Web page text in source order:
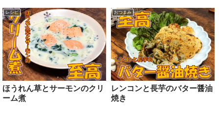
レシピ
ほうれん草とサーモンのクリ
ーム煮
おつまみ
レンコンと長芋のバター醤油
焼き